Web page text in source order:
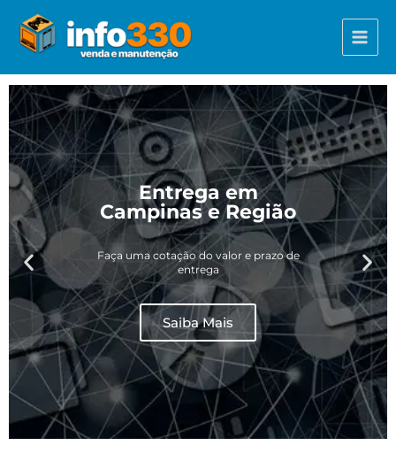
para
Main
Menu
Entrega em
Campinas e Região
Faça uma cotação do valor e prazo de
entrega
Saiba Mais